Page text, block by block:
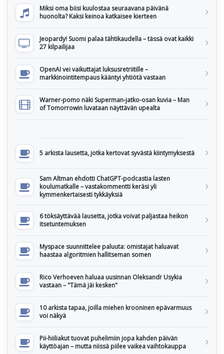
Miksi oma biisi kuulostaa seuraavana päivänä
huonolta? Kaksi keinoa katkaisee kierteen
Jeopardy! Suomi palaa tähtikaudella – tässä ovat kaikki
27 kilpailijaa
OpenAI vei vaikuttajat luksusretriitille –
markkinointitempaus kääntyi yhtiötä vastaan
Warner-pomo näki Superman-jatko-osan kuvia – Man
of Tomorrowin luvataan näyttävän upealta
5 arkista lausetta, jotka kertovat syvästä kiintymyksestä
Sam Altman ehdotti ChatGPT-podcastia lasten
koulumatkalle – vastakommentti keräsi yli
kymmenkertaisesti tykkäyksiä
6 töksäyttävää lausetta, jotka voivat paljastaa heikon
itsetuntemuksen
Myspace suunnittelee paluuta: omistajat haluavat
haastaa algoritmien hallitseman somen
Rico Verhoeven haluaa uusinnan Oleksandr Usykia
vastaan – "Tämä jäi kesken"
10 arkista tapaa, joilla miehen krooninen epävarmuus
voi näkyä
Pii-hiiliakut tuovat puhelimiin jopa kahden päivän
käyttöajan – mutta niissä piilee vaikea vaihtokauppa